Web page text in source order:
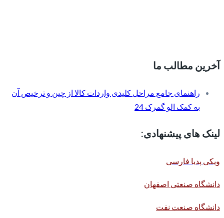
آخرین مطالب ما
راهنمای جامع مراحل کلیدی واردات کالا از چین و ترخیص آن
به کمک الو گمرک 24
لینک های پیشنهادی:
ویکی پدیا فارسی
دانشگاه صنعتی اصفهان
دانشگاه صنعت نفت